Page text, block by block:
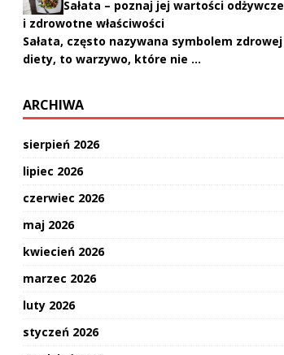
Sałata – poznaj jej wartości odżywcze
i zdrowotne właściwości
Sałata, często nazywana symbolem zdrowej
diety, to warzywo, które nie …
ARCHIWA
sierpień 2026
lipiec 2026
czerwiec 2026
maj 2026
kwiecień 2026
marzec 2026
luty 2026
styczeń 2026